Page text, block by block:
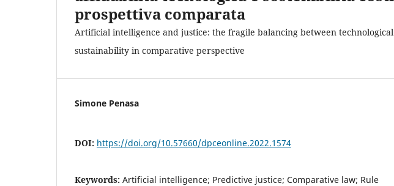
prospettiva comparata
Artificial intelligence and justice: the fragile balancing between
sustainability in comparative perspective
Simone Penasa
DOI: https://doi.org/10.57660/dpceonline.2022.1574
Keywords: Artificial intelligence; Predictive justice; Comparative law; Rule